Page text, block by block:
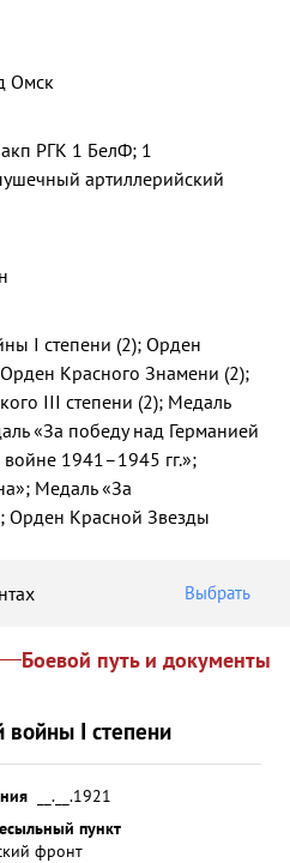
Омск
РГК 1 БелФ; 1
артиллерийский
I степени (2); Орден
Красного Знамени (2);
III степени (2); Медаль
«За победу над Германией
1941–1945 гг.»;
Медаль «За
Красной Звезды
Выбрать
Боевой путь и документы
войны I степени
__.__.1921
пункт
фронт